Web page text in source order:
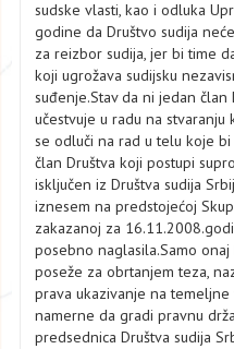
sudske vlasti, kao i odluka
godine da Društvo sudija
za reizbor sudija, jer bi time
koji ugrožava sudijsku
suđenje.Stav da ni jedan
učestvuje u radu na
se odluči na rad u telu koje
član Društva koji postupi
isključen iz Društva sudija
iznesem na predstojećoj
zakazanoj za
posebno naglasila.Samo
poseže za obrtanjem teza,
prava ukazivanje na
namerne da gradi pravnu
predsednica Društva sudija